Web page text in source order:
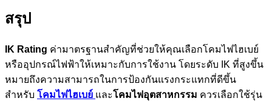
สรุป
IK Rating ค่ามาตรฐานสำคัญที่ช่วยให้คุณเลือกโคมไฟไฮเบย์
หรืออุปกรณ์ไฟฟ้าให้เหมาะกับการใช้งาน โดยระดับ IK ที่สูงขึ้น
หมายถึงความสามารถในการป้องกันแรงกระแทกที่ดีขึ้น
สำหรับ โคมไฟไฮเบย์ และโคมไฟอุตสาหกรรม ควรเลือกใช้รุ่น